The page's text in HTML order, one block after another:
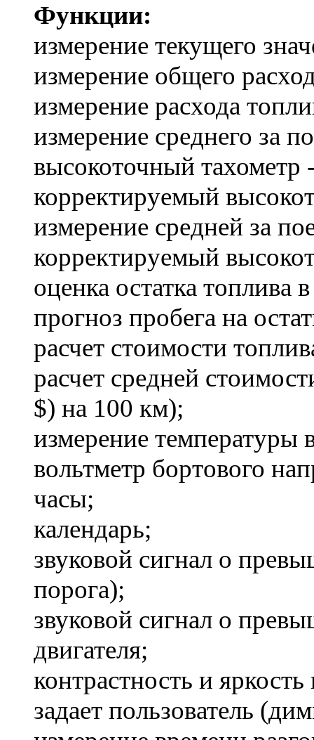
Функции:
измерение текущего
измерение общего
измерение расхода
измерение среднего за
высокоточный тахометр
корректируемый
измерение средней за
корректируемый
оценка остатка топлива
прогноз пробега на
расчет стоимости
расчет средней
$) на 100 км);
измерение температуры
вольтметр бортового
часы;
календарь;
звуковой сигнал о
порога);
звуковой сигнал о
двигателя;
контрастность и
задает пользователь